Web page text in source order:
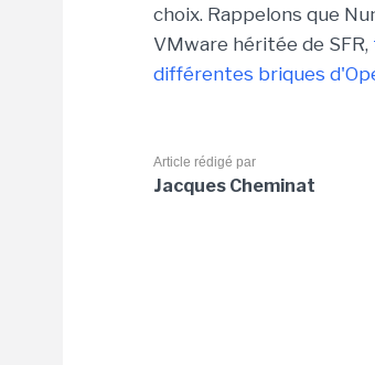
choix. Rappelons que
VMware héritée de SFR,
différentes briques
Article rédigé par
Jacques Cheminat